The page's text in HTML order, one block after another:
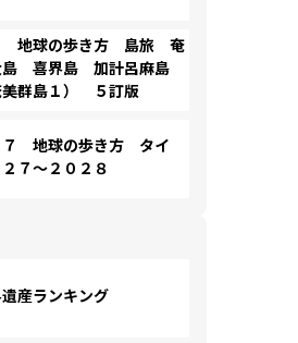
地球の歩き方 島旅 奄
島 喜界島 加計呂麻島
美群島１） ５訂版
７ 地球の歩き方 タイ
２７～２０２８
産ランキング